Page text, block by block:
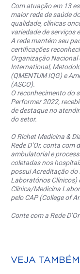
Com atuação em 13
maior rede de saúde
qualidade, clínicas
variedade de serviços
A rede mantém seu
certificações
Organização
International,
(QMENTUM IQG) e
(ASCO).
O reconhecimento do
Performer 2022,
de destaque no
do setor.
O Richet Medicina &
Rede D’Or, conta
ambulatorial e
coletadas nos
possui Acreditação do
Laboratórios Clínicos)
Clínica/Medicina
pelo CAP (College of
Conte com a Rede
VEJA TAMBÉM